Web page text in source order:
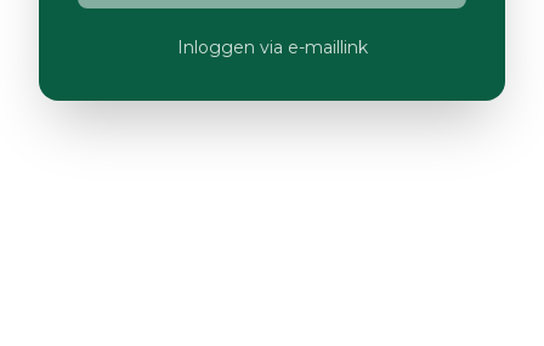
Inloggen via e-maillink